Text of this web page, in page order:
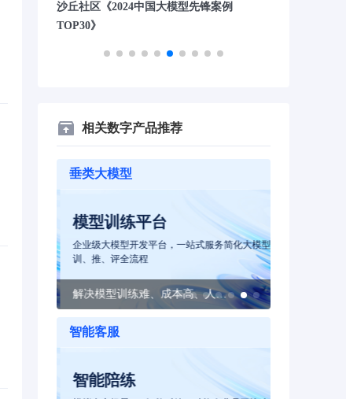
沙丘社区《2024中国大模型先锋案例
TOP30》
相关数字产品推荐
垂类大模型
模型训练平台
企业级大模型开发平台，一站式服务简化大模型
训、推、评全流程
解决模型训练难、成本高、人才短缺等难题
智能客服
智能陪练